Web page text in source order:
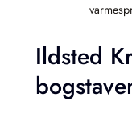
Ildsted